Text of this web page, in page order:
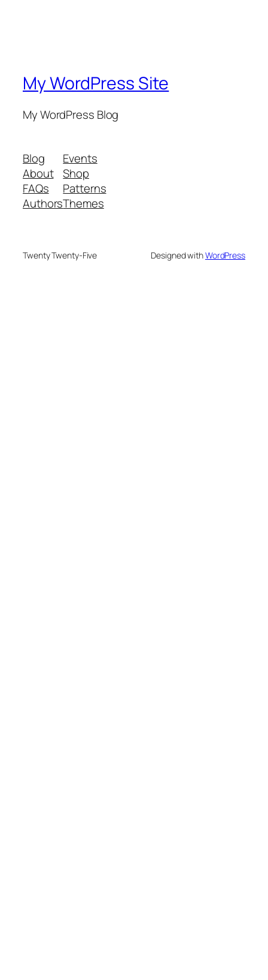
My WordPress Site
My WordPress Blog
Blog
About
FAQs
Authors
Events
Shop
Patterns
Themes
Twenty Twenty-Five Designed withWordPress